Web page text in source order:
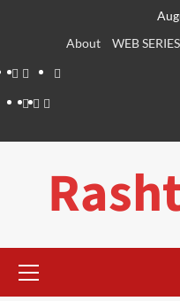
About
WEB
About
WEB
SERIES
Dehradun
LifePlaces
सम्पर्क
Menu